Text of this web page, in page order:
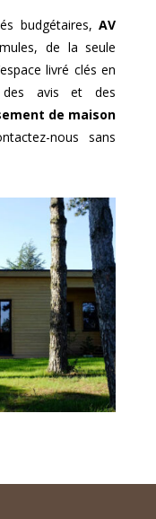
budgétaires,AV
de la seule
livré clés en
des avis et des
de maison
nous sans